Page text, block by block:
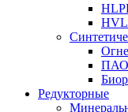
ПАО
Редукторные